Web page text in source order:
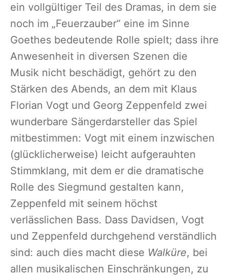
ein vollgültiger Teil des Dramas, in dem sie
noch im „Feuerzauber“ eine im Sinne
Goethes bedeutende Rolle spielt; dass ihre
Anwesenheit in diversen Szenen die
Musik nicht beschädigt, gehört zu den
Stärken des Abends, an dem mit Klaus
Florian Vogt und Georg Zeppenfeld zwei
wunderbare Sängerdarsteller das Spiel
mitbestimmen: Vogt mit einem inzwischen
(glücklicherweise) leicht aufgerauhten
Stimmklang, mit dem er die dramatische
Rolle des Siegmund gestalten kann,
Zeppenfeld mit seinem höchst
verlässlichen Bass. Dass Davidsen, Vogt
und Zeppenfeld durchgehend verständlich
sind: auch dies macht diese Walküre, bei
allen musikalischen Einschränkungen, zu